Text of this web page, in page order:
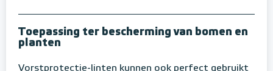
Toepassing ter bescherming van bomen en
planten
Vorstprotectie-linten kunnen ook perfect gebruikt